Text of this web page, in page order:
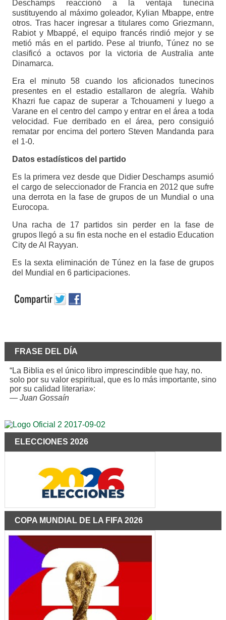
Deschamps reaccionó a la ventaja tunecina
sustituyendo al máximo goleador, Kylian Mbappe, entre
otros. Tras hacer ingresar a titulares como Griezmann,
Rabiot y Mbappé, el equipo francés rindió mejor y se
metió más en el partido. Pese al triunfo, Túnez no se
clasificó a octavos por la victoria de Australia ante
Dinamarca.
Era el minuto 58 cuando los aficionados tunecinos
presentes en el estadio estallaron de alegría. Wahib
Khazri fue capaz de superar a Tchouameni y luego a
Varane en el centro del campo y entrar en el área a toda
velocidad. Fue derribado en el área, pero consiguió
rematar por encima del portero Steven Mandanda para
el 1-0.
Datos estadísticos del partido
Es la primera vez desde que Didier Deschamps asumió
el cargo de seleccionador de Francia en 2012 que sufre
una derrota en la fase de grupos de un Mundial o una
Eurocopa.
Una racha de 17 partidos sin perder en la fase de
grupos llegó a su fin esta noche en el estadio Education
City de Al Rayyan.
Es la sexta eliminación de Túnez en la fase de grupos
del Mundial en 6 participaciones.
FRASE DEL DÍA
“La Biblia es el único libro imprescindible que hay, no.
solo por su valor espiritual, que es lo más importante, sino
por su calidad literaria»:
— Juan Gossaín
ELECCIONES 2026
COPA MUNDIAL DE LA FIFA 2026